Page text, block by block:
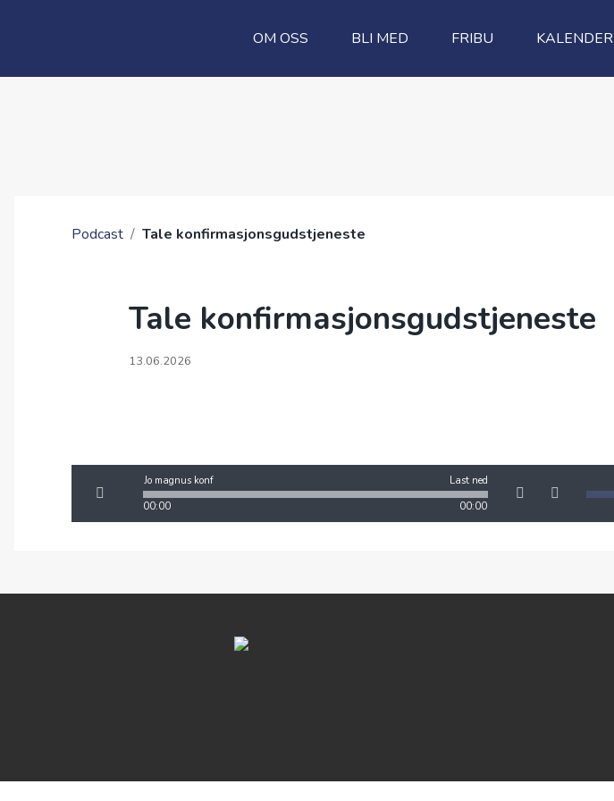
OM OSS BLI MED FRIBU KALENDER
Podcast / Tale konfirmasjonsgudstjeneste
Tale konfirmasjonsgudstjeneste
13.06.2026
00:00 00:00
Jo magnus konf Last ned